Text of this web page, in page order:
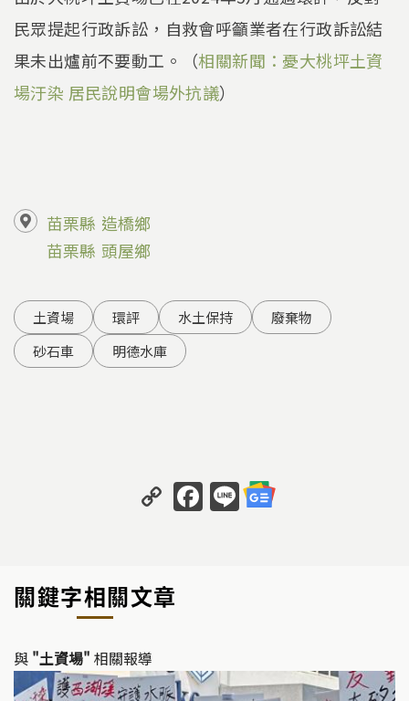
民眾提起行政訴訟，自救會呼籲業者在行政訴訟結
果未出爐前不要動工。（相關新聞：憂大桃坪土資
場汙染 居民說明會場外抗議）
苗栗縣 造橋鄉
苗栗縣 頭屋鄉
土資場 環評 水土保持
廢棄物
砂石車
明德水庫
C
o
y
Li
k
F
a
o
Li
n
關鍵字相關文章
與 "土資場" 相關報導